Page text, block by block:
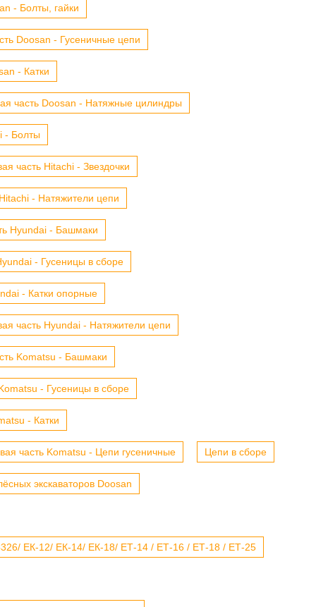
- Болты, гайки
Doosan - Гусеничные цепи
- Катки
часть Doosan - Натяжные цилиндры
- Болты
часть Hitachi - Звездочки
- Натяжители цепи
Hyundai - Башмаки
- Гусеницы в сборе
- Катки опорные
часть Hyundai - Натяжители цепи
Komatsu - Башмаки
- Гусеницы в сборе
- Катки
часть Komatsu - Цепи гусеничные Цепи в сборе
экскаваторов Doosan
ЕК-12/ ЕК-14/ ЕК-18/ ЕТ-14 / ЕТ-16 / ЕТ-18 / ЕТ-25